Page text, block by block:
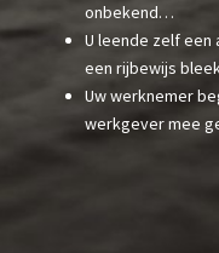
onbekend…
U leende zelf een
een rijbewijs
Uw werknemer
werkgever mee